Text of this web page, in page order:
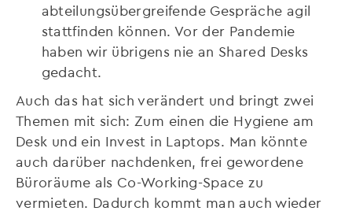
abteilungsübergreifende Gespräche agil
stattfinden können. Vor der Pandemie
haben wir übrigens nie an Shared Desks
gedacht.
Auch das hat sich verändert und bringt zwei
Themen mit sich: Zum einen die Hygiene am
Desk und ein Invest in Laptops. Man könnte
auch darüber nachdenken, frei gewordene
Büroräume als Co-Working-Space zu
vermieten. Dadurch kommt man auch wieder